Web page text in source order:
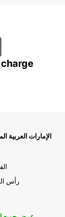
الإمارات العربية
رأس